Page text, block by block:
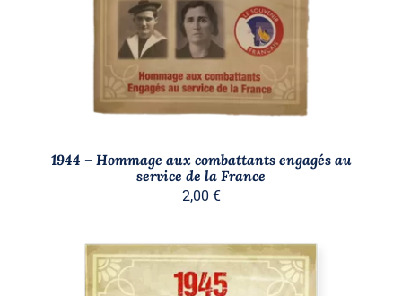
1944 – Hommage aux combattants engagés au
service de la France
2,00 €